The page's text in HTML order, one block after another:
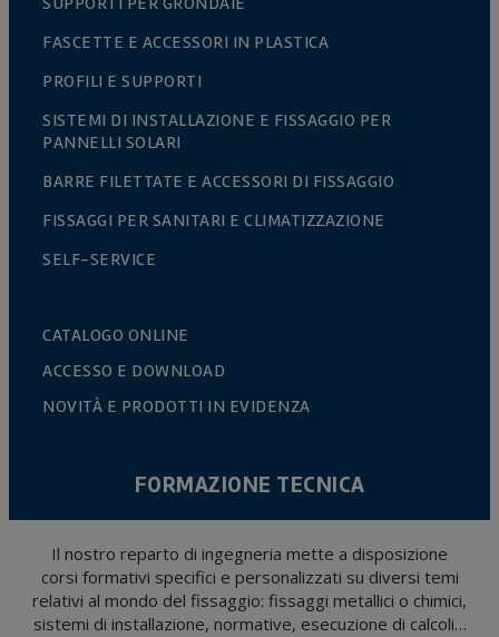
FASCETTE E ACCESSORI IN PLASTICA
PROFILI E SUPPORTI
SISTEMI DI INSTALLAZIONE E FISSAGGIO PER
PANNELLI SOLARI
BARRE FILETTATE E ACCESSORI DI FISSAGGIO
FISSAGGI PER SANITARI E CLIMATIZZAZIONE
SELF-SERVICE
CATALOGO ONLINE
ACCESSO E DOWNLOAD
NOVITÀ E PRODOTTI IN EVIDENZA
FORMAZIONE TECNICA
Il nostro reparto di ingegneria mette a disposizione
corsi formativi specifici e personalizzati su diversi temi
relativi al mondo del fissaggio: fissaggi metallici o chimici,
sistemi di installazione, normative, esecuzione di calcoli…